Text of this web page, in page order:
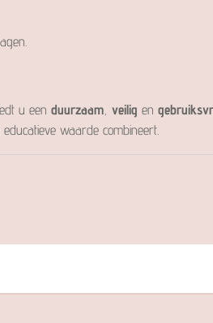
u een duurzaam veilig en
waarde combineert.